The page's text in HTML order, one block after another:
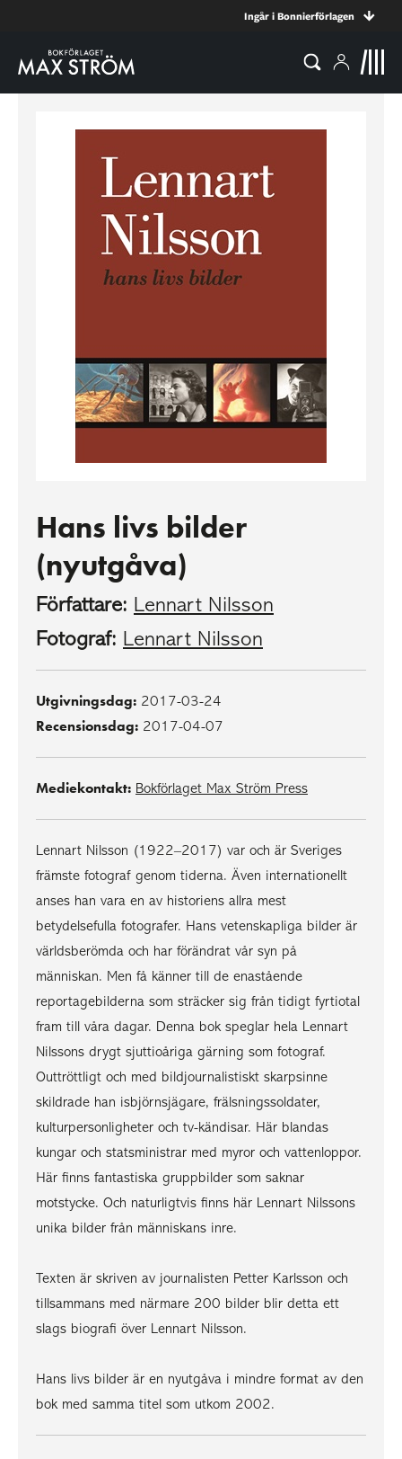
Ingår i Bonnierförlagen
Hans livs bilder
(nyutgåva)
Författare: Lennart Nilsson
Fotograf: Lennart Nilsson
Utgivningsdag: 2017-03-24
Recensionsdag: 2017-04-07
Mediekontakt: Bokförlaget Max Ström Press
Lennart Nilsson (1922–2017) var och är Sveriges
främste fotograf genom tiderna. Även internationellt
anses han vara en av historiens allra mest
betydelsefulla fotografer. Hans vetenskapliga bilder är
världsberömda och har förändrat vår syn på
människan. Men få känner till de enastående
reportagebilderna som sträcker sig från tidigt fyrtiotal
fram till våra dagar. Denna bok speglar hela Lennart
Nilssons drygt sjuttioåriga gärning som fotograf.
Outtröttligt och med bildjournalistiskt skarpsinne
skildrade han isbjörnsjägare, frälsningssoldater,
kulturpersonligheter och tv-kändisar. Här blandas
kungar och statsministrar med myror och vattenloppor.
Här finns fantastiska gruppbilder som saknar
motstycke. Och naturligtvis finns här Lennart Nilssons
unika bilder från människans inre.
Texten är skriven av journalisten Petter Karlsson och
tillsammans med närmare 200 bilder blir detta ett
slags biografi över Lennart Nilsson.
Hans livs bilder är en nyutgåva i mindre format av den
bok med samma titel som utkom 2002.